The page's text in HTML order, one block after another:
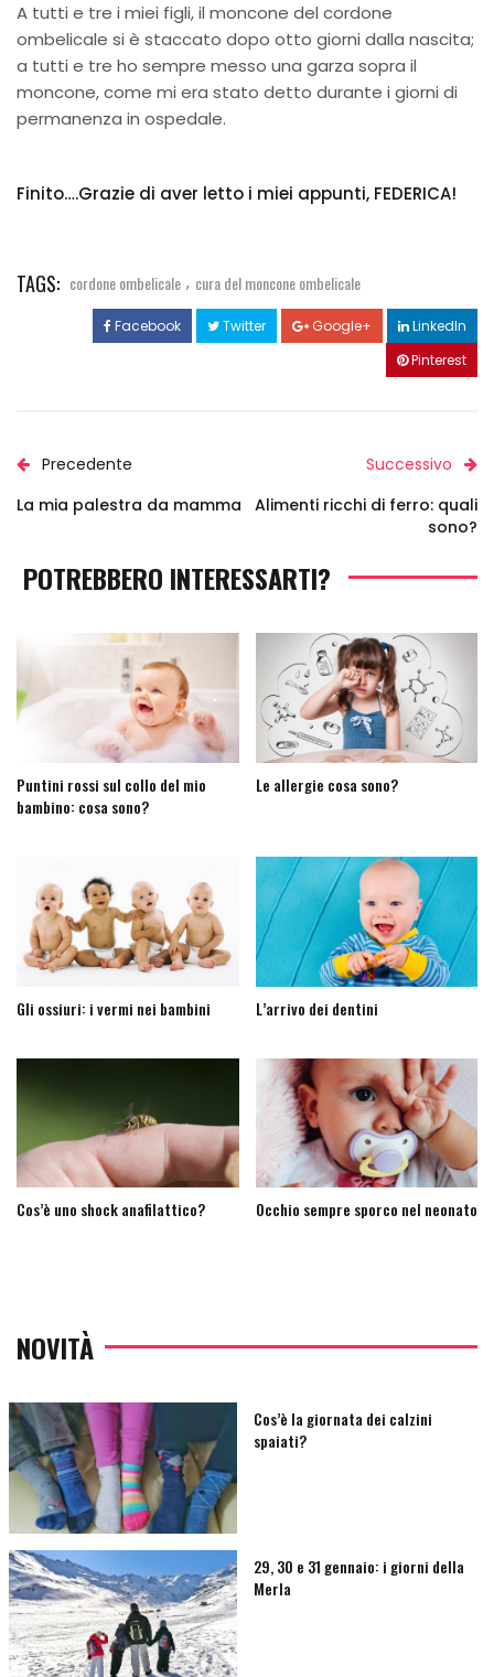
A tutti e tre i miei figli, il moncone del cordone
ombelicale si è staccato dopo otto giorni dalla nascita;
a tutti e tre ho sempre messo una garza sopra il
moncone, come mi era stato detto durante i giorni di
permanenza in ospedale.
Finito….Grazie di aver letto i miei appunti, FEDERICA!
TAGS: cordone ombelicale , cura del moncone ombelicale
Facebook Twitter Google+
LinkedIn
Pinterest
Precedente
La mia palestra da mamma
Successivo
Alimenti ricchi di ferro: quali
sono?
POTREBBERO INTERESSARTI?
Puntini rossi sul collo del mio
bambino: cosa sono?
Le allergie cosa sono?
Gli ossiuri: i vermi nei bambini L’arrivo dei dentini
Cos’è uno shock anafilattico? Occhio sempre sporco nel neonato
NOVITÀ
Cos’è la giornata dei calzini
spaiati?
29, 30 e 31 gennaio: i giorni della
Merla